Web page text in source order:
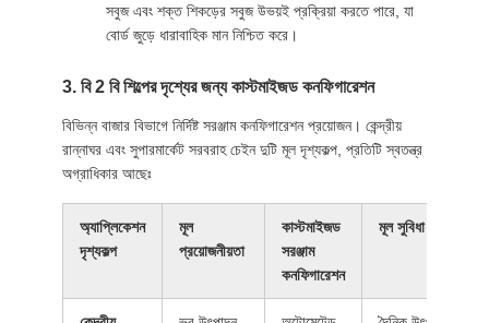
সবুজ এবং শক্ত শিকড়ের সবুজ উভয়ই প্রক্রিয়া করতে পারে, যা
বোর্ড জুড়ে ধারাবাহিক মান নিশ্চিত করে।
3. বি 2 বি শিল্পের দৃশ্যের জন্য কাস্টমাইজড কনফিগারেশন
বিভিন্ন বাজার বিভাগে নির্দিষ্ট সরঞ্জাম কনফিগারেশন প্রয়োজন। কেন্দ্রীয়
রান্নাঘর এবং সুপারমার্কেট সরবরাহ চেইন দুটি মূল দৃশ্যকল্প, প্রতিটি স্বতন্ত্র
অগ্রাধিকার আছেঃ
অ্যাপ্লিকেশন
দৃশ্যকল্প
মূল
প্রয়োজনীয়তা
কাস্টমাইজড
সরঞ্জাম
কনফিগারেশন
মূল সুবিধা